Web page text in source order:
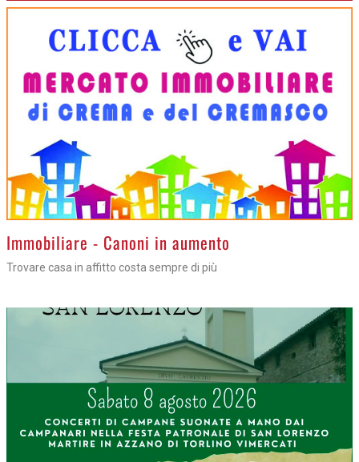
>Immobiliare - Canoni in aumento
Trovare casa in affitto costa sempre di più